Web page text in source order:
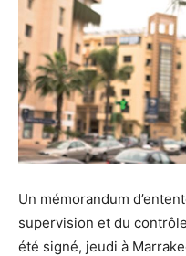
Un mémorandum
supervision et du
été signé, jeudi à